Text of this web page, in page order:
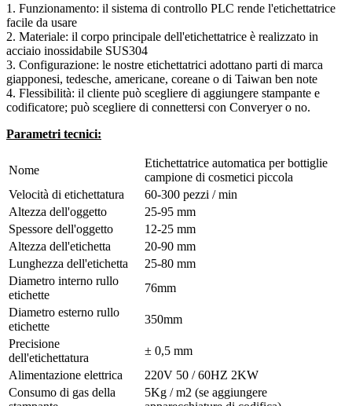
1. Funzionamento: il sistema di controllo PLC rende l'etichettatrice
facile da usare
2. Materiale: il corpo principale dell'etichettatrice è realizzato in
acciaio inossidabile SUS304
3. Configurazione: le nostre etichettatrici adottano parti di marca
giapponesi, tedesche, americane, coreane o di Taiwan ben note
4. Flessibilità: il cliente può scegliere di aggiungere stampante e
codificatore; può scegliere di connettersi con Converyer o no.
Parametri tecnici:
Nome
Etichettatrice automatica per bottiglie
campione di cosmetici piccola
Velocità di etichettatura
60-300 pezzi / min
Altezza dell'oggetto
25-95 mm
Spessore dell'oggetto
12-25 mm
Altezza dell'etichetta
20-90 mm
Lunghezza dell'etichetta
25-80 mm
Diametro interno rullo
etichette
76mm
Diametro esterno rullo
etichette
350mm
Precisione
dell'etichettatura
± 0,5 mm
Alimentazione elettrica
220V 50 / 60HZ 2KW
Consumo di gas della
5Kg / m2 (se aggiungere